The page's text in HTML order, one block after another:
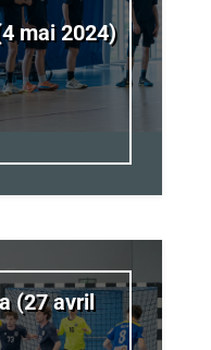
mai 2024)
(27 avril